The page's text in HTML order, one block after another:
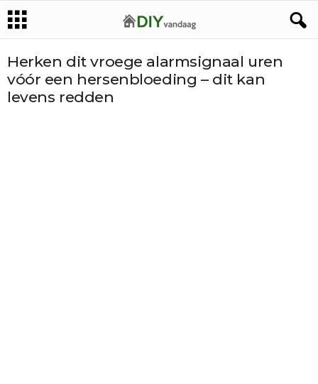
Herken dit vroege alarmsignaal uren
vóór een hersenbloeding – dit kan
levens redden